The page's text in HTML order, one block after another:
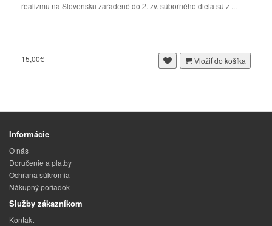
realizmu na Slovensku zaradené do 2. zv. súborného diela sú z ...
15,00€ Vložiť do košíka
Informácie
O nás
Doručenie a platby
Ochrana súkromia
Nákupný poriadok
Služby zákazníkom
Kontakt